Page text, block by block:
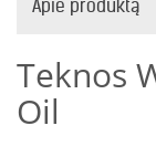
Apie produktą
Teknos
Oil